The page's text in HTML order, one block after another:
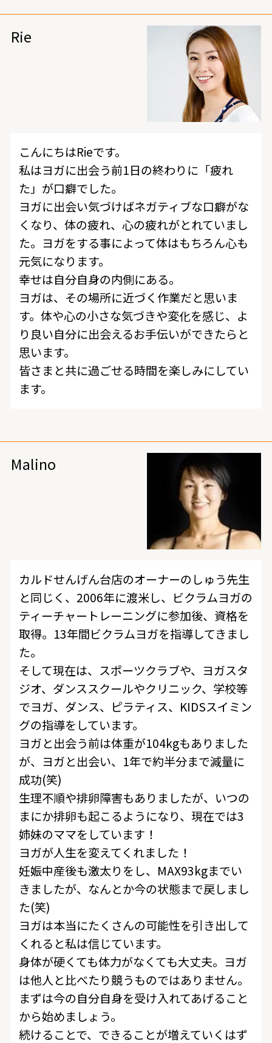
Rie
こんにちはRieです。
私はヨガに出会う前1日の終わりに「疲れ
た」が口癖でした。
ヨガに出会い気づけばネガティブな口癖がな
くなり、体の疲れ、心の疲れがとれていまし
た。ヨガをする事によって体はもちろん心も
元気になります。
幸せは自分自身の内側にある。
ヨガは、その場所に近づく作業だと思いま
す。体や心の小さな気づきや変化を感じ、よ
り良い自分に出会えるお手伝いができたらと
思います。
皆さまと共に過ごせる時間を楽しみにしてい
ます。
Malino
カルドせんげん台店のオーナーのしゅう先生
と同じく、2006年に渡米し、ビクラムヨガの
ティーチャートレーニングに参加後、資格を
取得。13年間ビクラムヨガを指導してきまし
た。
そして現在は、スポーツクラブや、ヨガスタ
ジオ、ダンススクールやクリニック、学校等
でヨガ、ダンス、ピラティス、KIDSスイミン
グの指導をしています。
ヨガと出会う前は体重が104kgもありました
が、ヨガと出会い、1年で約半分まで減量に
成功(笑)
生理不順や排卵障害もありましたが、いつの
まにか排卵も起こるようになり、現在では3
姉妹のママをしています！
ヨガが人生を変えてくれました！
妊娠中産後も激太りをし、MAX93kgまでい
きましたが、なんとか今の状態まで戻しまし
た(笑)
ヨガは本当にたくさんの可能性を引き出して
くれると私は信じています。
身体が硬くても体力がなくても大丈夫。ヨガ
は他人と比べたり競うものではありません。
まずは今の自分自身を受け入れてあげること
から始めましょう。
続けることで、できることが増えていくはず